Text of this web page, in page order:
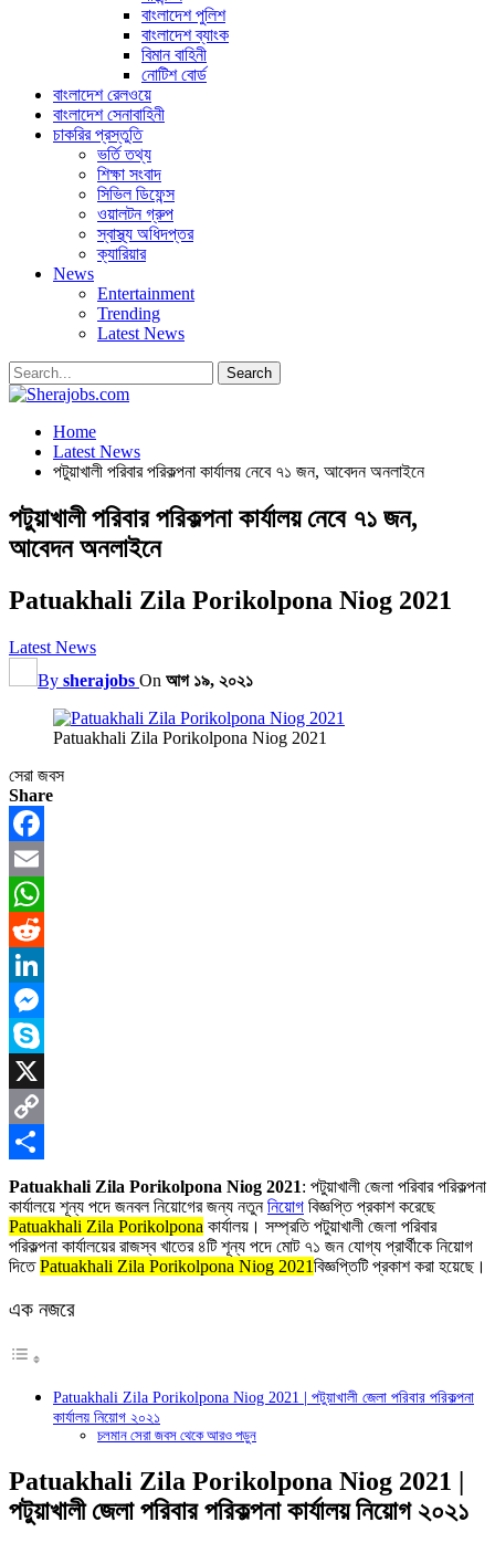
বাংলাদেশ পুলিশ
বাংলাদেশ ব্যাংক
বিমান বাহিনী
নোটিশ বোর্ড
বাংলাদেশ রেলওয়ে
বাংলাদেশ সেনাবাহিনী
চাকরির প্রস্তুতি
ভর্তি তথ্য
শিক্ষা সংবাদ
সিভিল ডিফেন্স
ওয়ালটন গ্রুপ
স্বাস্থ্য অধিদপ্তর
ক্যারিয়ার
News
Entertainment
Trending
Latest News
Home
Latest News
পটুয়াখালী পরিবার পরিকল্পনা কার্যালয় নেবে ৭১ জন, আবেদন অনলাইনে
পটুয়াখালী পরিবার পরিকল্পনা কার্যালয় নেবে ৭১ জন,
আবেদন অনলাইনে
Patuakhali Zila Porikolpona Niog 2021
Latest News
By sherajobs On আগ ১৯, ২০২১
Patuakhali Zila Porikolpona Niog 2021
সেরা জবস
Share
Facebook
Email
WhatsApp
Reddit
LinkedIn
Messenger
Skype
X
Copy
Link
Share
Patuakhali Zila Porikolpona Niog 2021: পটুয়াখালী জেলা পরিবার পরিকল্পনা
কার্যালয়ে শূন্য পদে জনবল নিয়োগের জন্য নতুননিয়োগ বিজ্ঞপ্তি প্রকাশ করেছে
Patuakhali Zila Porikolpona কার্যালয়। সম্প্রতি পটুয়াখালী জেলা পরিবার
পরিকল্পনা কার্যালয়ের রাজস্ব খাতের ৪টি শূন্য পদে মোট ৭১ জন যোগ্য প্রার্থীকে নিয়োগ
দিতেPatuakhali Zila Porikolpona Niog 2021বিজ্ঞপ্তিটি প্রকাশ করা হয়েছে।
এক নজরে
Patuakhali Zila Porikolpona Niog 2021 | পটুয়াখালী জেলা পরিবার পরিকল্পনা
কার্যালয় নিয়োগ ২০২১
চলমান সেরা জবস থেকে আরও পড়ুন
Patuakhali Zila Porikolpona Niog 2021 |
পটুয়াখালী জেলা পরিবার পরিকল্পনা কার্যালয় নিয়োগ ২০২১